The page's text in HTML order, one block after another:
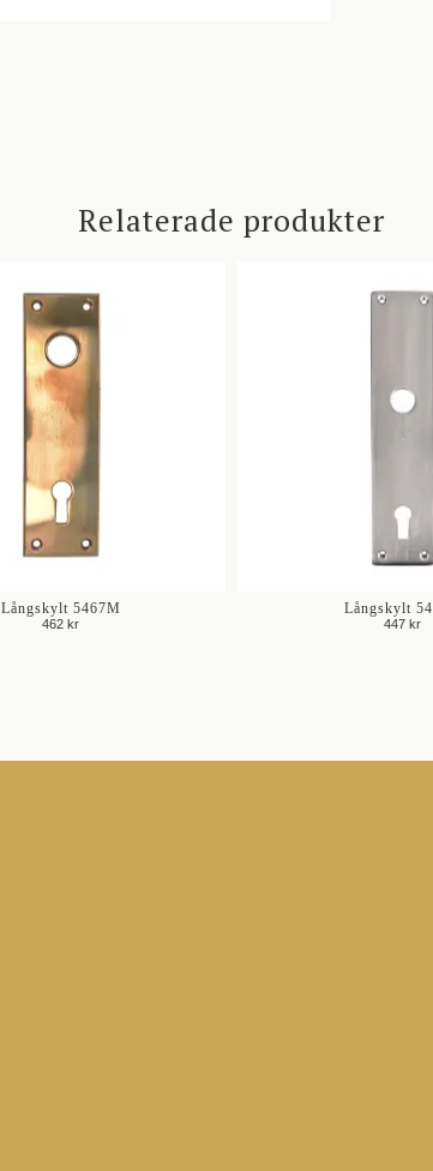
Relaterade produkter
Långskylt 5467M
462 kr
Långskylt
447 kr